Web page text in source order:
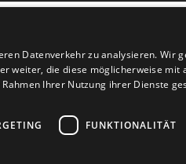

Datenverkehr zu analysieren. Wir
weiter, die diese möglicherweise mit
Ihrer Nutzung ihrer Dienste
FUNKTIONALITÄT